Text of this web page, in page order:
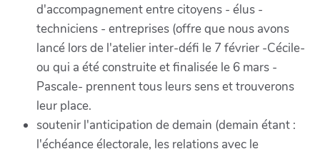
d'accompagnement entre citoyens - élus -
techniciens - entreprises (offre que nous avons
lancé lors de l'atelier inter-défi le 7 février -Cécile-
ou qui a été construite et finalisée le 6 mars -
Pascale- prennent tous leurs sens et trouverons
leur place.
soutenir l'anticipation de demain (demain étant :
l'échéance électorale, les relations avec le